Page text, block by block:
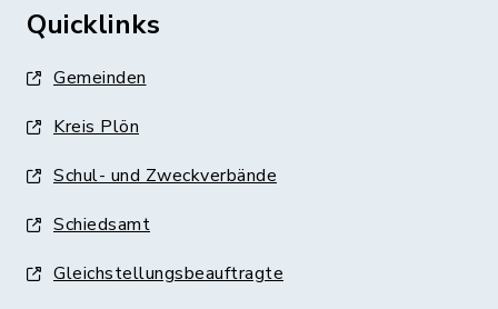
Quicklinks
Gemeinden
Kreis Plön
Schul- und Zweckverbände
Schiedsamt
Gleichstellungsbeauftragte